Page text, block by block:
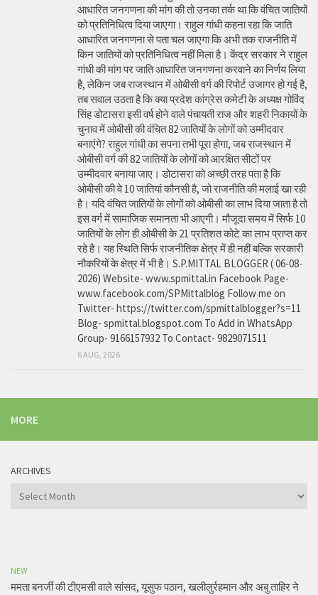
आधारित जनगणना की मांग की तो उनका तर्क था कि वंचित जातियों
को प्रतिनिधित्व दिया जाएगा। राहुल गांधी कहना रहा कि जाति
आधारित जनगणना से पता चल जाएगा कि अभी तक राजनीति में
किन जातियों को प्रतिनिधित्व नहीं मिला है। केंद्र सरकार ने राहुल
गांधी की मांग पर जाति आधारित जनगणना करवाने का निर्णय लिया
है, लेकिन जब राजस्थान में ओबीसी वर्ग की रिपोर्ट उजागर हो गई है,
तब सवाल उठता है कि क्या प्रदेश कांग्रेस कमेटी के अध्यक्ष गोविंद
सिंह डोटासरा इसी वर्ष होने वाले पंचायती राज और शहरी निकायों के
चुनाव में ओबीसी की वंचित 82 जातियों के लोगों को उम्मीदवार
बनाएंगे? राहुल गांधी का सपना तभी पूरा होगा, जब राजस्थान में
ओबीसी वर्ग की 82 जातियों के लोगों को आरक्षित सीटों पर
उम्मीदवार बनाया जाए। डोटासरा को अच्छी तरह पता है कि
ओबीसी की वे 10 जातियां कौनसी है, जो राजनीति की मलाई खा रही
है। यदि वंचित जातियों के लोगों को ओबीसी का लाभ दिया जाता है तो
इस वर्ग में सामाजिक समानता भी आएगी। मौजूदा समय में सिर्फ 10
जातियों के लोग ही ओबीसी के 21 प्रतिशत कोटे का लाभ प्राप्त कर
रहे है। यह स्थिति सिर्फ राजनीतिक क्षेत्र में ही नहीं बल्कि सरकारी
नौकरियों के क्षेत्र में भी है। S.P.MITTAL BLOGGER ( 06-08-
2026) Website- www.spmittal.in Facebook Page-
www.facebook.com/SPMittalblog Follow me on
Twitter- https://twitter.com/spmittalblogger?s=11
Blog- spmittal.blogspot.com To Add in WhatsApp
Group- 9166157932 To Contact- 9829071511
6 AUG, 2026
MORE
ARCHIVES
Archives
NEW
ममता बनर्जी की टीएमसी वाले सांसद, यूसुफ पठान, खलीलुर्रहमान और अबु ताहिर ने